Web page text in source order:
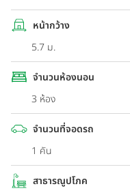
หน้ากว้าง
5.7 ม.
จำนวนห้องนอน
3 ห้อง
จำนวนที่จอดรถ
1 คัน
สาธารณูปโภค